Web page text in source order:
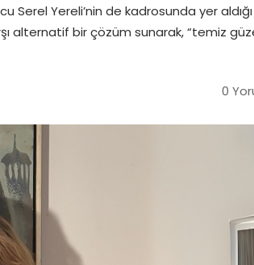
Serel Yereli’nin de kadrosunda yer
bir çözüm sunarak, “temiz
0